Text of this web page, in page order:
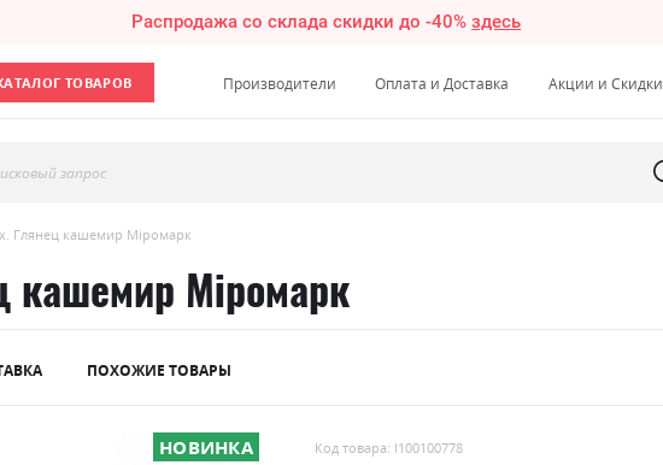
Распродажа со склада скидки до -40%здесь
ТОВАРОВ Производители Оплата и Доставка Акции и Скидки
запрос
Глянец кашемир Міромарк
кашемир Міромарк
ПОХОЖИЕ ТОВАРЫ
НОВИНКА Код товара: l100100778